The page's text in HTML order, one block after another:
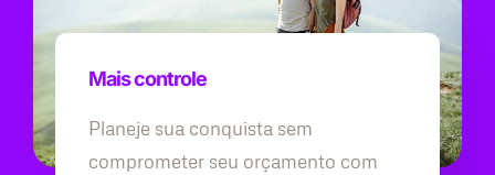
Mais controle
Planeje sua conquista sem
comprometer seu orçamento com